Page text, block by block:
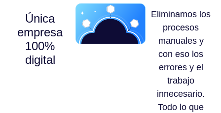
Única
empresa
100%
digital
Eliminamos los
procesos
manuales y
con eso los
errores y el
trabajo
innecesario.
Todo lo que